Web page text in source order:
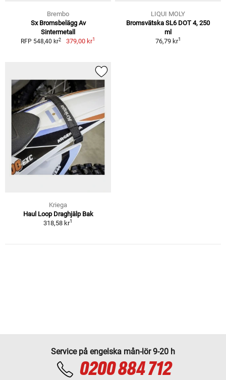
Brembo
Sx Bromsbelägg Av
Sintermetall
RFP 548,40 kr2 379,00 kr1
LIQUI MOLY
Bromsvätska SL6 DOT 4, 250
ml
76,79 kr1
Kriega
Haul Loop Draghjälp Bak
318,58 kr1
Service på engelska mån-lör 9-20 h
0200 884 712